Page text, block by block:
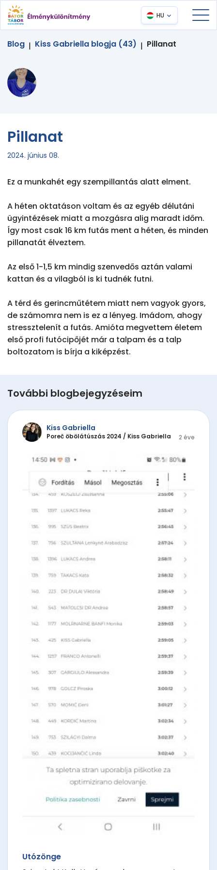
HU
Blog | Kiss Gabriella blogja (43) | Pillanat
Pillanat
2024. június 08.
Ez a munkahét egy szempillantás alatt elment.
A héten oktatáson voltam és az egyéb délutáni
ügyintézések miatt a mozgásra alig maradt időm.
Így most csak 16 km futás ment a héten, és minden
pillanatát élveztem.
Az első 1-1,5 km mindig szenvedős aztán valami
kattan és a vilagból is ki tudnék futni.
A térd és gerincműtétem miatt nem vagyok gyors,
de számomra nem is ez a lényeg. Imádom, ahogy
stressztelenít a futás. Amióta megvettem életem
első profi futócipőjét már a talpam és a talp
boltozatom is bírja a kiképzést.
További blogbejegyzéseim
Kiss Gabriella
Poreč öbölátúszás 2024 / Kiss Gabriella 2 éve
Utózönge